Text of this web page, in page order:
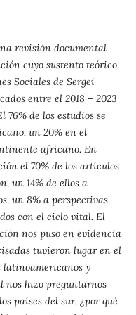
revisión documental
cuyo sustento teórico
Sociales de Sergei
entre el 2018 – 2023
76% de los estudios se
un 20% en el
africano. En
el 70% de los artículos
un 14% de ellos a
un 8% a perspectivas
con el ciclo vital. El
nos puso en evidencia
tuvieron lugar en el
latinoamericanos y
nos hizo preguntarnos
países del sur, ¿por qué